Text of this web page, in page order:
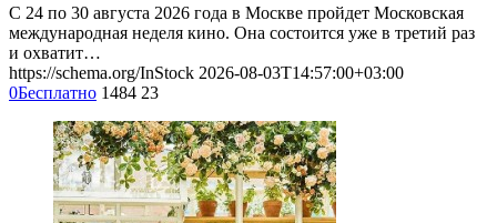
С 24 по 30 августа 2026 года в Москве пройдет Московская
международная неделя кино. Она состоится уже в третий раз
и охватит…
https://schema.org/InStock 2026-08-03T14:57:00+03:00
0Бесплатно 1484 23